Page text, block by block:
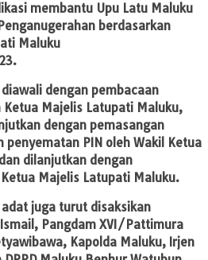
membantu Upu Latu Maluku
berdasarkan
Maluku
dengan pembacaan
Ketua Majelis Latupati Maluku,
dengan pemasangan
penyematan PIN oleh Wakil Ketua
dilanjutkan dengan
Majelis Latupati Maluku.
juga turut disaksikan
Pangdam XVI/Pattimura
Kapolda Maluku, Irjen